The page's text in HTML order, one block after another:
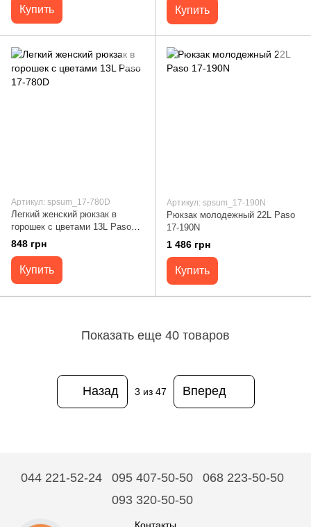
Купить Купить
Артикул: spsum_17-780D
Легкий женский рюкзак в
горошек с цветами 13L Paso
17-780D
848 грн
Купить
Артикул: spsum_17-190N
Рюкзак молодежный 22L Paso
17-190N
1 486 грн
Купить
Показать еще 40 товаров
Назад 3 из 47 Вперед
044 221-52-24 095 407-50-50
068 223-50-50
093 320-50-50